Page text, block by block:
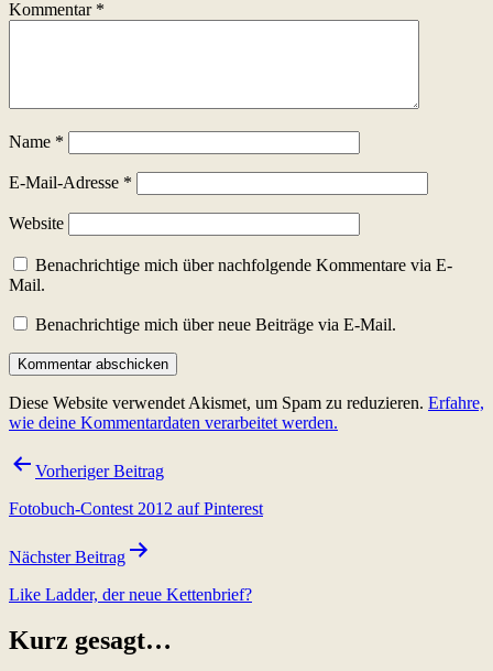
Kommentar *
Name *
E-Mail-Adresse *
Website
Benachrichtige mich über nachfolgende Kommentare via E-
Mail.
Benachrichtige mich über neue Beiträge via E-Mail.
Diese Website verwendet Akismet, um Spam zu reduzieren. Erfahre,
wie deine Kommentardaten verarbeitet werden.
Beitragsnavigation
Vorheriger Beitrag
Fotobuch-Contest 2012 auf Pinterest
Nächster Beitrag
Like Ladder, der neue Kettenbrief?
Kurz gesagt…